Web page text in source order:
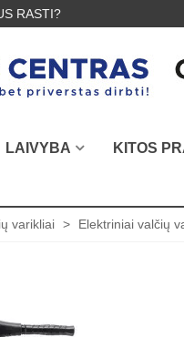
RASTI?
LAIVYBA KITOS
varikliai > Elektriniai valčių